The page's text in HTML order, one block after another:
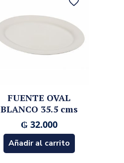
FUENTE OVAL
BLANCO 35.5 cms
₲32.000
Añadir al carrito